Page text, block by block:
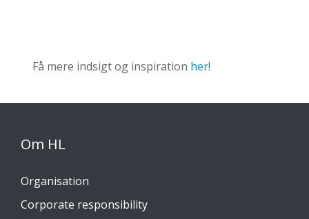
Få mere indsigt og inspiration her!
Om HL
Organisation
Corporate responsibility